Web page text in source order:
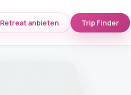
Retreat anbieten Trip Finder